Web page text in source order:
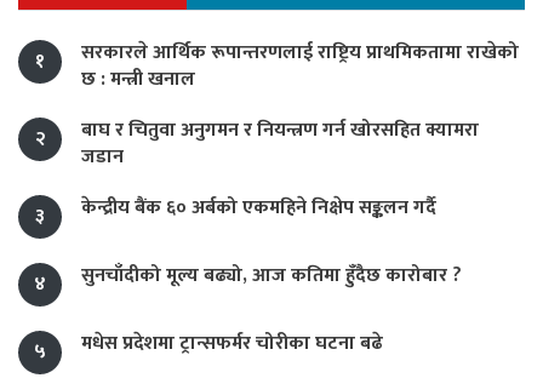
१
सरकारले आर्थिक रूपान्तरणलाई राष्ट्रिय प्राथमिकतामा राखेको
छ : मन्त्री खनाल
२
बाघ र चितुवा अनुगमन र नियन्त्रण गर्न खोरसहित क्यामरा
जडान
३
केन्द्रीय बैंक ६० अर्बको एकमहिने निक्षेप सङ्कलन गर्दै
४ सुनचाँदीको मूल्य बढ्यो, आज कतिमा हुँदैछ कारोबार ?
५ मधेस प्रदेशमा ट्रान्सफर्मर चोरीका घटना बढे